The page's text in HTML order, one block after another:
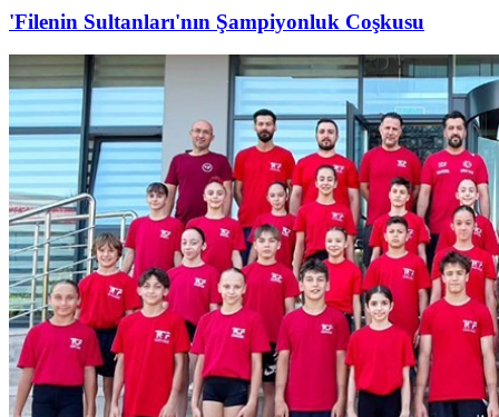
'Filenin Sultanları'nın Şampiyonluk Coşkusu